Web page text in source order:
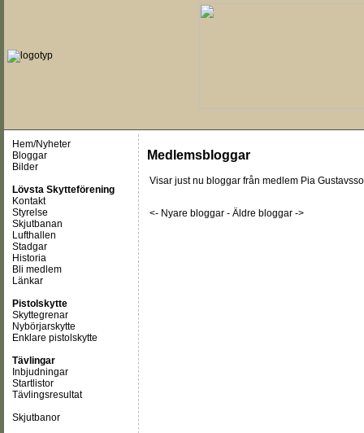
Hem/Nyheter
Bloggar
Bilder
Lövsta Skytteförening
Kontakt
Styrelse
Skjutbanan
Lufthallen
Stadgar
Historia
Bli medlem
Länkar
Pistolskytte
Skyttegrenar
Nybörjarskytte
Enklare pistolskytte
Tävlingar
Inbjudningar
Startlistor
Tävlingsresultat
Skjutbanor
Medlemsbloggar
Visar just nu bloggar från medlem Pia
<- Nyare bloggar - Äldre bloggar ->